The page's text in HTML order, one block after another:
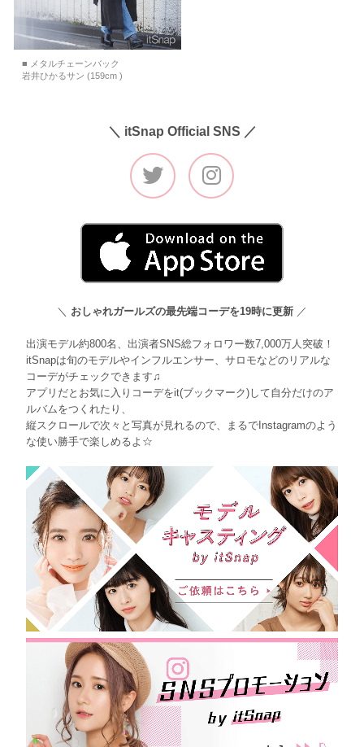
■ メタルチェーンバック
岩井ひかるサン (159cm )
＼ itSnap Official SNS ／
＼ おしゃれガールズの最先端コーデを19時に更新 ／
出演モデル約800名、出演者SNS総フォロワー数7,000万人突破！
itSnapは旬のモデルやインフルエンサー、サロモなどのリアルな
コーデがチェックできます♫
アプリだとお気に入りコーデをit(ブックマーク)して自分だけのア
ルバムをつくれたり、
縦スクロールで次々と写真が見れるので、まるでInstagramのよう
な使い勝手で楽しめるよ☆